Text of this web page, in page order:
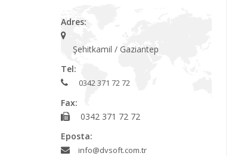
Adres:
Şehitkamil / Gaziantep
Tel:
0342 371 72 72
Fax:
0342 371 72 72
Eposta:
info@dvsoft.com.tr